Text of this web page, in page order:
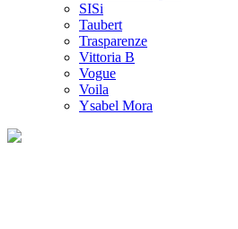
SISi
Taubert
Trasparenze
Vittoria B
Vogue
Voila
Ysabel Mora